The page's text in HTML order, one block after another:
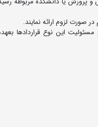
این نوع قراردادها